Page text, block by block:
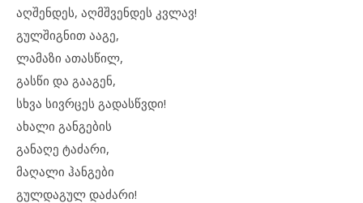
აღშენდეს, აღმშვენდეს კვლავ!
გულშიგნით ააგე,
ლამაზი ათასწილ,
გასწი და გააგენ,
სხვა სივრცეს გადასწვდი!
ახალი განგების
განაღე ტაძარი,
მაღალი ჰანგები
გულდაგულ დაძარი!